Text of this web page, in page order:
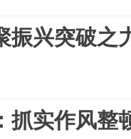
振兴突破之
抓实作风